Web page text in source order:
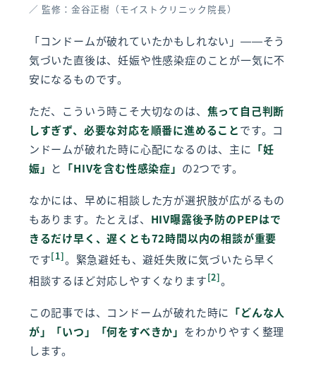
／ 監修：金谷正樹（モイストクリニック院長）
「コンドームが破れていたかもしれない」——そう
気づいた直後は、妊娠や性感染症のことが一気に不
安になるものです。
ただ、こういう時こそ大切なのは、 焦って自己判断
しすぎず、必要な対応を順番に進めることです。コ
ンドームが破れた時に心配になるのは、主に 「妊
娠」 と 「HIVを含む性感染症」 の2つです。
なかには、早めに相談した方が選択肢が広がるもの
もあります。たとえば、 HIV曝露後予防のPEPはで
きるだけ早く、遅くとも72時間以内の相談が重要
です[1]。緊急避妊も、避妊失敗に気づいたら早く
相談するほど対応しやすくなります[2]。
この記事では、コンドームが破れた時に 「どんな人
が」「いつ」「何をすべきか」 をわかりやすく整理
します。